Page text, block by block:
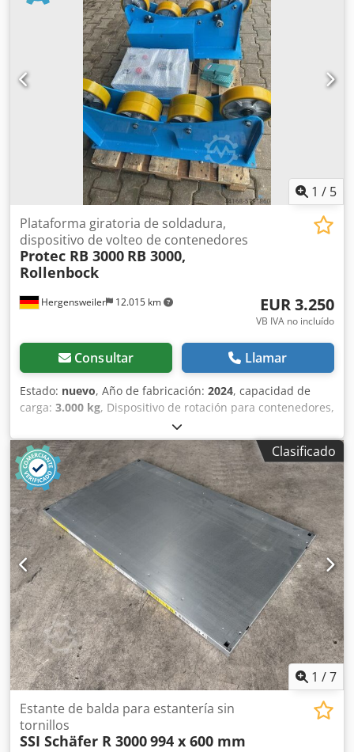
equipo nuevo. No presenta defectos técnicos. Chedpfozkvd
1 / 5
Hergensweiler 12.015 km
Plataforma giratoria de soldadura,
dispositivo de volteo de contenedores
Protec RB 3000 RB 3000,
Rollenbock
EUR 3.250
VB IVA no incluído
Consultar Llamar
Estado: nuevo, Año de fabricación: 2024, capacidad de
carga: 3.000 kg, Dispositivo de rotación para contenedores,
mesa de soldadura, mesa de soldadura rotatoria, soporte
con rodillos. Capacidad de carga: 3000 kg. Con control
remoto de pedal. Velocidad ajustable de forma continua,
de 80 a 1600 mm/min. Csdpfxogu Edye Akwoha Diámetro:
de 40 mm a 1400 mm. Diámetro del rodillo: 200 mm. L: 800
x A: 370 x Al: 450. Posible variación en el modelo o el color.
Clasificado
1 /7
Estante de balda para estantería sin
tornillos
SSI Schäfer R 3000994 x 600 mm